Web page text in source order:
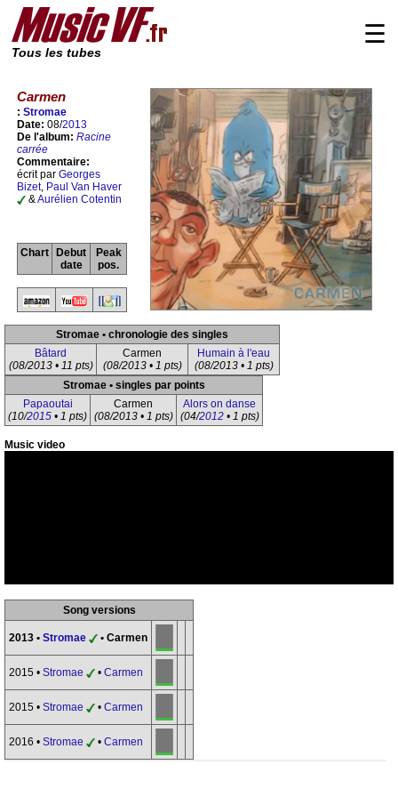
Tous les tubes
☰
Carmen
: Stromae
Date: 08/2013
De l'album: Racine
carrée
Commentaire:
écrit par Georges
Bizet, Paul Van Haver
&Aurélien Cotentin
Chart
Debut
date
Peak
pos.
Stromae • chronologie des singles
Bâtard
(08/2013 • 11 pts)
Carmen
(08/2013 • 1 pts)
Humain à l'eau
(08/2013 • 1 pts)
Stromae • singles par points
Papaoutai
(10/2015 • 1 pts)
Carmen
(08/2013 • 1 pts)
Alors on danse
(04/2012• 1 pts)
Music video
Song versions
2013 • Stromae • Carmen
2015 • Stromae • Carmen
2015 • Stromae • Carmen
2016 • Stromae • Carmen